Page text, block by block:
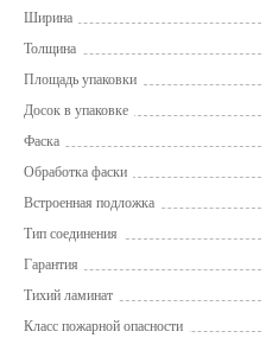
Ширина
Толщина
Площадь упаковки
Досок в упаковке
Фаска
Обработка фаски
Встроенная подложка
Тип соединения
Гарантия
Тихий ламинат
Класс пожарной опасности